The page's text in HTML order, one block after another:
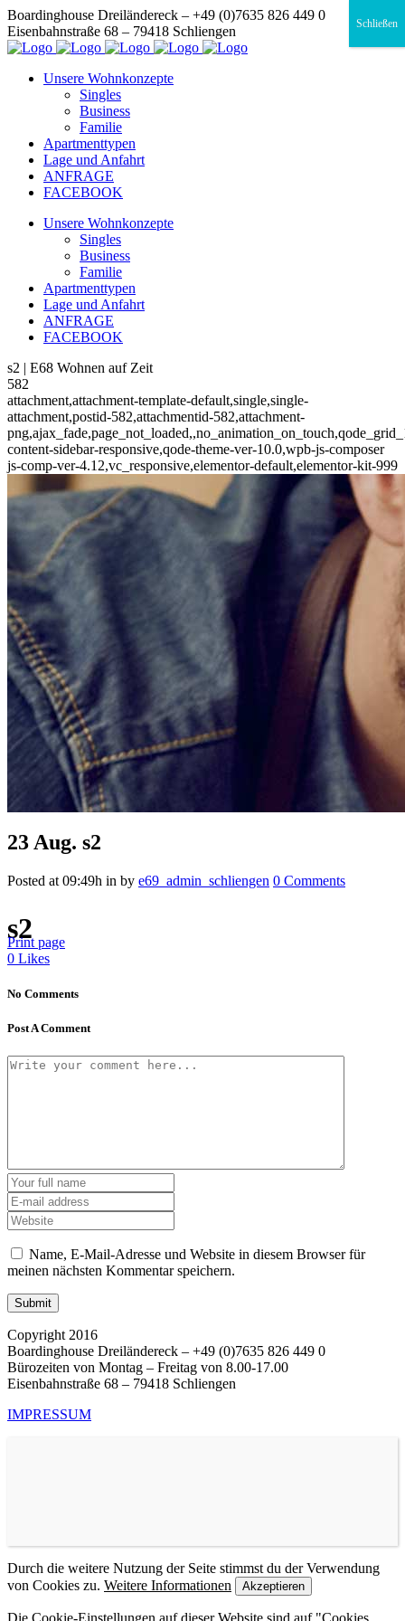
Boardinghouse Dreiländereck – +49 (0)7635 826 449 0
Eisenbahnstraße 68 – 79418 Schliengen
Unsere Wohnkonzepte
Singles
Business
Familie
Apartmenttypen
Lage und Anfahrt
ANFRAGE
FACEBOOK
Unsere Wohnkonzepte
Singles
Business
Familie
Apartmenttypen
Lage und Anfahrt
ANFRAGE
FACEBOOK
s2 | E68 Wohnen auf Zeit
582
attachment,attachment-template-default,single,single-
attachment,postid-582,attachmentid-582,attachment-
content-sidebar-responsive,qode-theme-ver-10.0,wpb-js-composer
js-comp-ver-4.12,vc_responsive,elementor-default,elementor-kit-999
s2
23 Aug. s2
Posted at 09:49h in by e69_admin_schliengen 0 Comments
Print page
0 Likes
No Comments
Post A Comment
Name, E-Mail-Adresse und Website in diesem Browser für
meinen nächsten Kommentar speichern.
Copyright 2016
Boardinghouse Dreiländereck – +49 (0)7635 826 449 0
Bürozeiten von Montag – Freitag von 8.00-17.00
Eisenbahnstraße 68 – 79418 Schliengen
IMPRESSUM
Schließen
Durch die weitere Nutzung der Seite stimmst du der Verwendung
von Cookies zu. Weitere Informationen Akzeptieren